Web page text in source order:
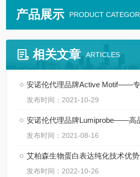
产品展示 PRODUCT
相关文章 ARTICLES
发布时间：2021-10-29
发布时间：2021-08-16
艾柏森生物蛋白表达纯化技术优势
发布时间：2022-10-26